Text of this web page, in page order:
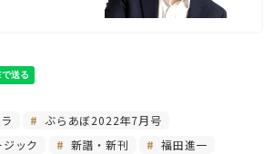
ぶらあぼ2022年7月号
ック
新譜・新刊
福田進一